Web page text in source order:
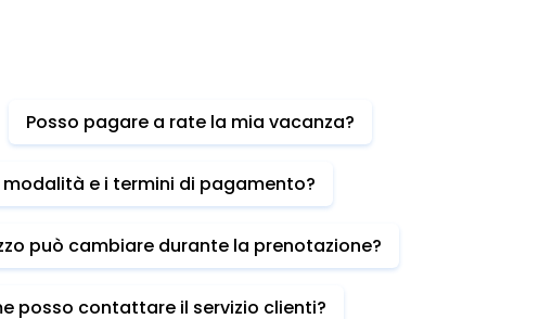
Posso pagare a rate la mia vacanza?
modalità e i termini di pagamento?
può cambiare durante la prenotazione?
posso contattare il servizio clienti?